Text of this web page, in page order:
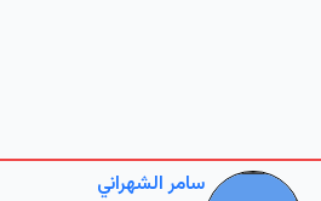
سامر الشهراني